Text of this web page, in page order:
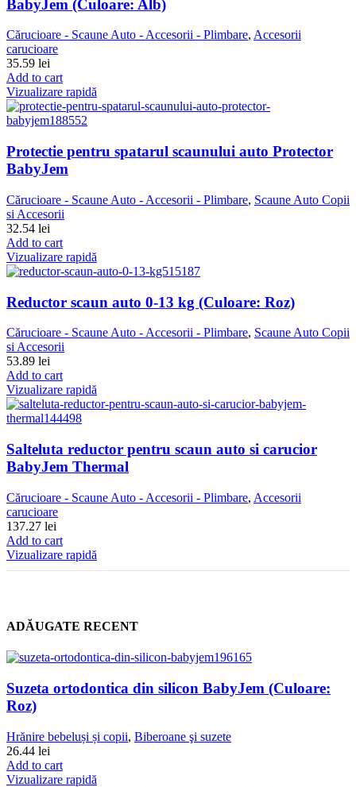
BabyJem (Culoare: Alb)
Cărucioare - Scaune Auto - Accesorii - Plimbare, Accesorii
carucioare
35.59 lei
Add to cart
Vizualizare rapidă
Protectie pentru spatarul scaunului auto Protector
BabyJem
Cărucioare - Scaune Auto - Accesorii - Plimbare, Scaune Auto Copii
si Accesorii
32.54 lei
Add to cart
Vizualizare rapidă
Reductor scaun auto 0-13 kg (Culoare: Roz)
Cărucioare - Scaune Auto - Accesorii - Plimbare, Scaune Auto Copii
si Accesorii
53.89 lei
Add to cart
Vizualizare rapidă
Salteluta reductor pentru scaun auto si carucior
BabyJem Thermal
Cărucioare - Scaune Auto - Accesorii - Plimbare, Accesorii
carucioare
137.27 lei
Add to cart
Vizualizare rapidă
ADĂUGATE RECENT
Suzeta ortodontica din silicon BabyJem (Culoare:
Roz)
Hrănire bebeluși și copii, Biberoane şi suzete
26.44 lei
Add to cart
Vizualizare rapidă